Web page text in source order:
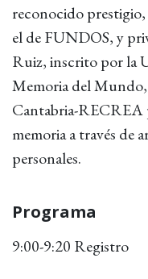
reconocido prestigio,
el de FUNDOS, y
Ruiz, inscrito por la
Memoria del
Cantabria-RECREA
memoria a través de
personales.
Programa
9:00-9:20 Registro